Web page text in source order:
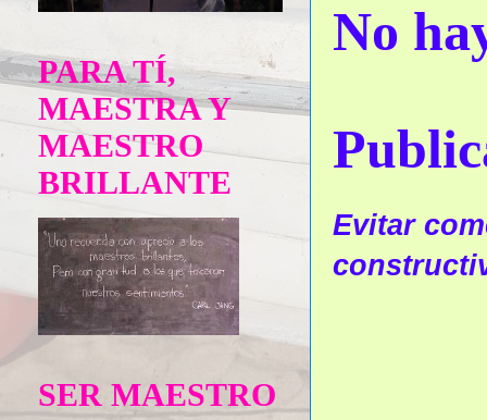
No
Evitar
PARA TÍ,
MAESTRA Y
MAESTRO
BRILLANTE
SER MAESTRO